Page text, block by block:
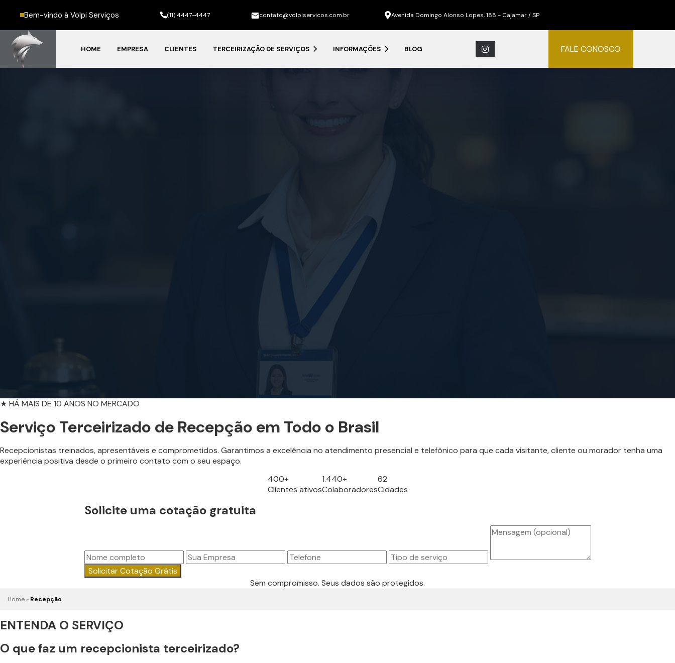
Bem-vindo à Volpi Serviços (11) 4447-4447 contato@volpiservicos.com.br Avenida Domingo Alonso Lopes, 188 - Cajamar / SP
HOME EMPRESA CLIENTES TERCEIRIZAÇÃO DE SERVIÇOS INFORMAÇÕES BLOG FALE CONOSCO
★ HÁ MAIS DE 10 ANOS NO MERCADO
Serviço Terceirizado de Recepção em Todo o Brasil
Recepcionistas treinados, apresentáveis e comprometidos. Garantimos a excelência no atendimento presencial e telefônico para que cada visitante, cliente ou morador tenha uma
experiência positiva desde o primeiro contato com o seu espaço.
400+
Clientes ativos
1.440+
Colaboradores
62
Cidades
Solicite uma cotação gratuita
Solicitar Cotação Grátis
Sem compromisso. Seus dados são protegidos.
Home » Recepção
ENTENDA O SERVIÇO
O que faz um recepcionista terceirizado?